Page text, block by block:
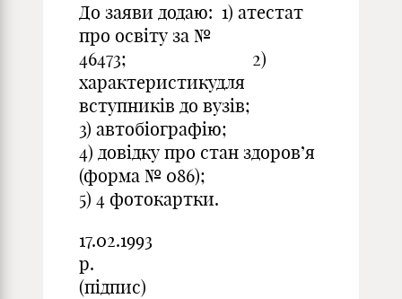
До заяви додаю: 1) атестат
про освіту за №
46473; 2)
характеристикудля
вступників до вузів;
3) автобіографію;
4) довідку про стан здоров’я
(форма № 086);
5) 4 фотокартки.
17.02.1993
р.
(підпис)